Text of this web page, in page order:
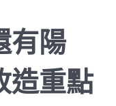
有陽
造重點